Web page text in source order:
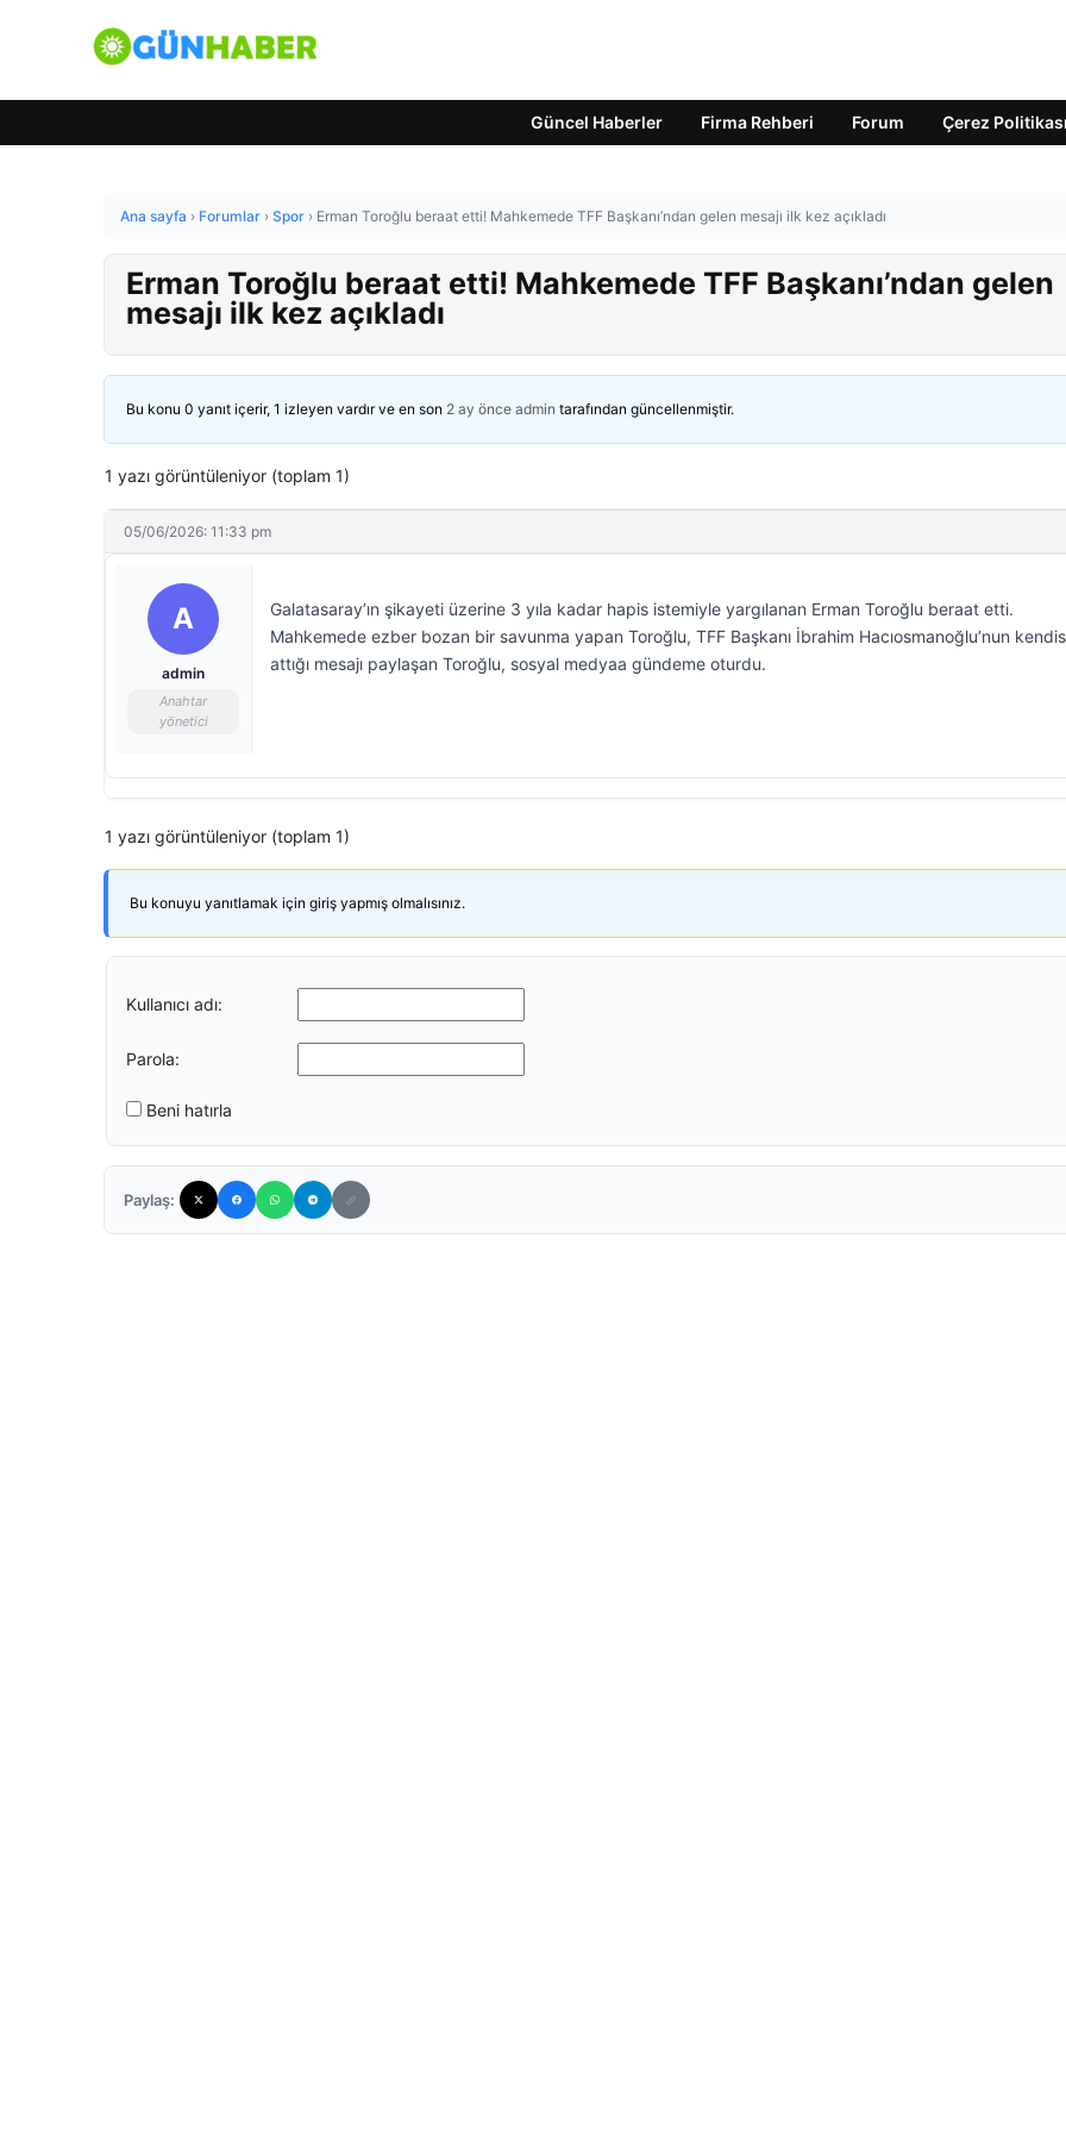
Güncel Haberler Firma Rehberi Forum Çerez Politikası
Ana sayfa › Forumlar › Spor › Erman Toroğlu beraat etti! Mahkemede TFF Başkanı’ndan gelen mesajı ilk kez açıkladı
Erman Toroğlu beraat etti! Mahkemede TFF Başkanı’ndan gelen
mesajı ilk kez açıkladı
Bu konu 0 yanıt içerir, 1 izleyen vardır ve en son 2 ay önce admin tarafından güncellenmiştir.
1 yazı görüntüleniyor (toplam 1)
05/06/2026: 11:33 pm
A
admin
Anahtar
yönetici
Galatasaray’ın şikayeti üzerine 3 yıla kadar hapis istemiyle yargılanan Erman Toroğlu beraat etti.
Mahkemede ezber bozan bir savunma yapan Toroğlu, TFF Başkanı İbrahim Hacıosmanoğlu’nun
attığı mesajı paylaşan Toroğlu, sosyal medyaa gündeme oturdu.
1 yazı görüntüleniyor (toplam 1)
Bu konuyu yanıtlamak için giriş yapmış olmalısınız.
Kullanıcı adı:
Parola:
Beni hatırla
Paylaş: